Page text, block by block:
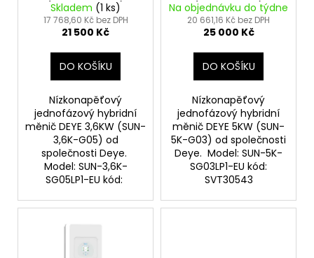
(SUN-3,6K-G05)
Skladem (1 ks)
17 768,60 Kč bez DPH
21 500 Kč
DO KOŠÍKU
Nízkonapěťový
jednofázový hybridní
měnič DEYE 3,6KW (SUN-
3,6K-G05) od
společnosti Deye.
Model: SUN-3,6K-
SG05LP1-EU kód:
(SUN-5K-G03)
Na objednávku do týdne
20 661,16 Kč bez DPH
25 000 Kč
DO KOŠÍKU
Nízkonapěťový
jednofázový hybridní
měnič DEYE 5KW (SUN-
5K-G03) od společnosti
Deye. Model: SUN-5K-
SG03LP1-EU kód:
SVT30543